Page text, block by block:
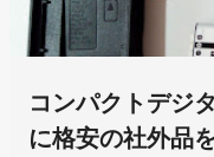
コンパクトデジ
に格安の社外品